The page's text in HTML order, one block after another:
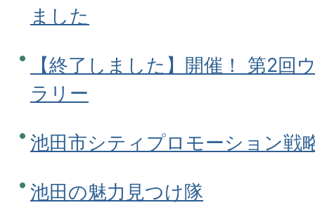
ました
【終了しました】開催！ 第2回
ラリー
池田市シティプロモーション戦
池田の魅力見つけ隊